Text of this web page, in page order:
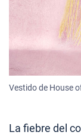
Vestido de House
La fiebre del